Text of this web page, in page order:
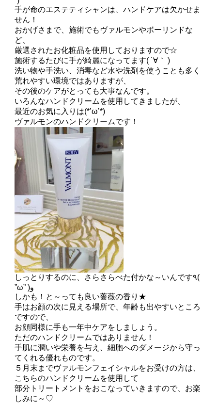
手が命のエステティシャンは、ハンドケアは欠かせま
せん！
おかげさまで、施術でもヴァルモンやボーリンドな
ど、
厳選されたお化粧品を使用しておりますので☆
施術するたびに手が綺麗になってます( ´∀｀ )
洗い物や手洗い、消毒など水や洗剤を使うことも多く
荒れやすい環境ではありますが、
その後のケアがとっても大事なんです。
いろんなハンドクリームを使用してきましたが、
最近のお気に入りは(*’ω’*)
ヴァルモンのハンドクリームです！
しっとりするのに、さらさらべた付かな～いんです٩(
”ω” )و
しかも！と～っても良い薔薇の香り★
手はお顔の次に見える場所で、年齢も出やすいところ
ですので、
お顔同様に手も一年中ケアをしましょう。
ただのハンドクリームではありません！
手肌に潤いや栄養を与え、細胞へのダメージから守っ
てくれる優れものです。
５月末までヴァルモンフェイシャルをお受けの方は、
こちらのハンドクリームを使用して
部分トリートメントをおこなっていきますので、お楽
しみに～♡